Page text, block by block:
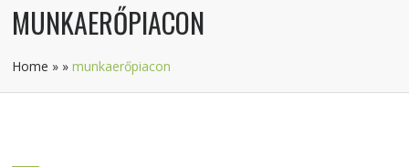
MUNKAERŐPIACON
Home » »munkaerőpiacon